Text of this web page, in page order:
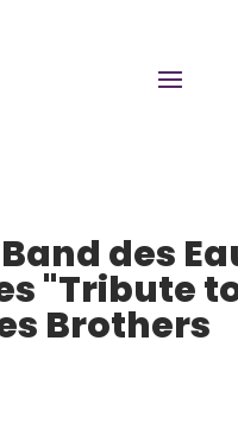
des
"Tribute
Brothers